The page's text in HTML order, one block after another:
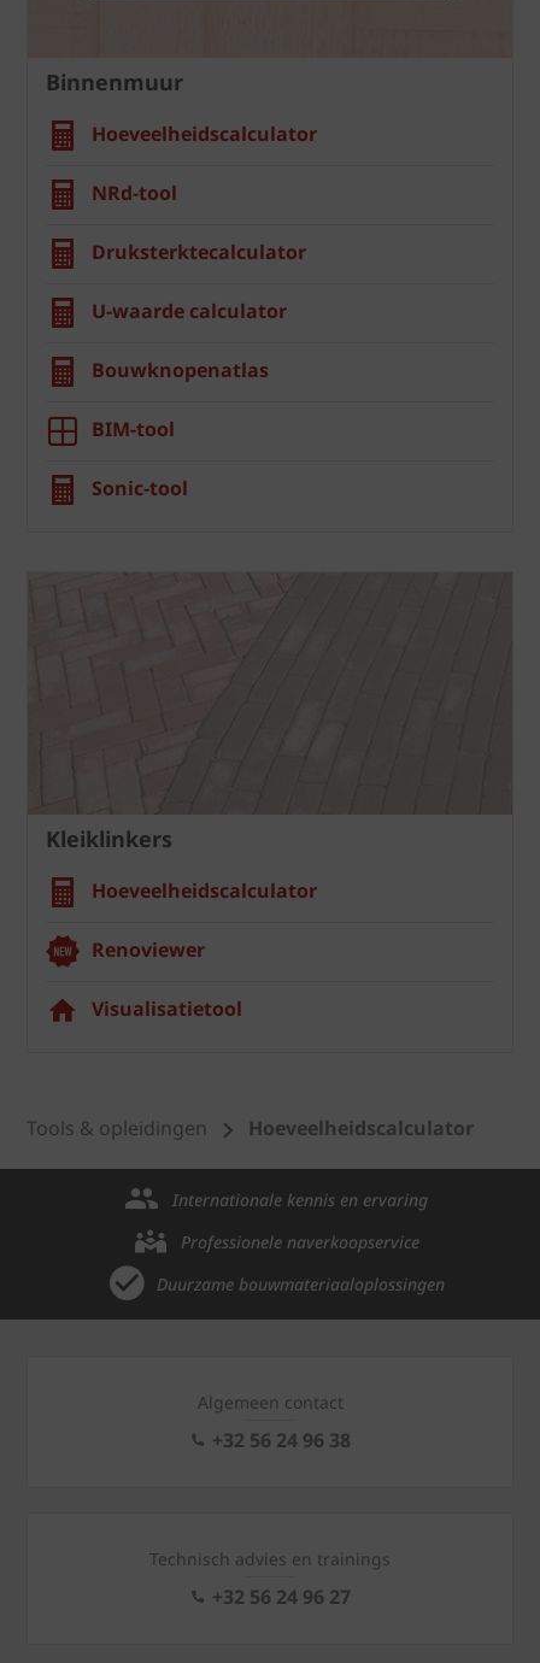
Binnenmuur
Hoeveelheidscalculator
NRd-tool
Druksterktecalculator
U-waarde calculator
Bouwknopenatlas
BIM-tool
Sonic-tool
Kleiklinkers
Hoeveelheidscalculator
Renoviewer
Visualisatietool
Tools & opleidingen Hoeveelheidscalculator
Internationale kennis en ervaring
Professionele naverkoopservice
Duurzame bouwmateriaaloplossingen
Algemeen contact
+32 56 24 96 38
Technisch advies en trainings
+32 56 24 96 27